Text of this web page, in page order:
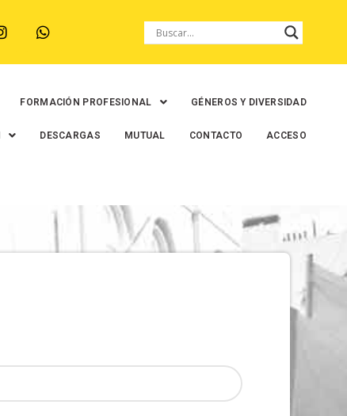
FORMACIÓN PROFESIONAL GÉNEROS Y DIVERSIDAD
DESCARGAS MUTUAL CONTACTO ACCESO